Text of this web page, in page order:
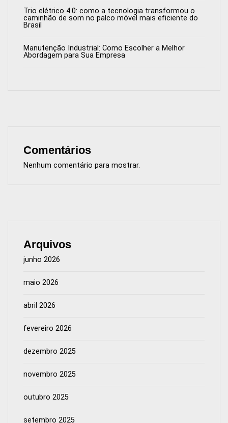
Trio elétrico 4.0: como a tecnologia transformou o
caminhão de som no palco móvel mais eficiente do
Brasil
Manutenção Industrial: Como Escolher a Melhor
Abordagem para Sua Empresa
Comentários
Nenhum comentário para mostrar.
Arquivos
junho 2026
maio 2026
abril 2026
fevereiro 2026
dezembro 2025
novembro 2025
outubro 2025
setembro 2025